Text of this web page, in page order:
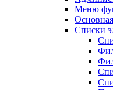
Меню
Списки